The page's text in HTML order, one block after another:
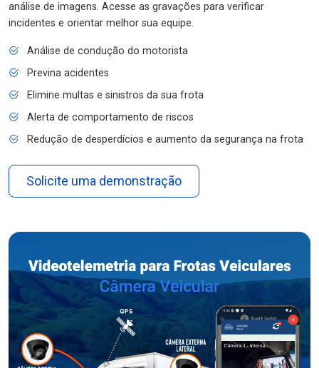
análise de imagens. Acesse as gravações para verificar
incidentes e orientar melhor sua equipe.
Análise de condução do motorista
Previna acidentes
Elimine multas e sinistros da sua frota
Alerta de comportamento de riscos
Redução de desperdícios e aumento da segurança na frota
Solicite uma demonstração